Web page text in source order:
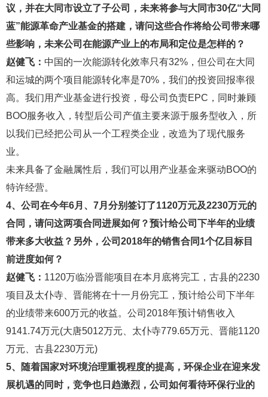
议，并在大同市设立了子公司，未来将参与大同市30亿“大同
蓝”能源革命产业基金的搭建，请问这些合作将给公司带来哪
些影响，未来公司在能源产业上的布局和定位是怎样的？
赵健飞： 中国的一次能源转化效率只有32%，但公司在大同
和运城的两个项目能源转化率是70%，我们的投资回报率很
高。我们用产业基金进行投资，母公司负责EPC，同时兼顾
BOO服务收入，转型后公司产值主要来源于服务型收入，所
以我们已经把公司从一个工程类企业，改造为了现代服务
业。
未来具备了金融属性后，我们可以用产业基金来驱动BOO的
特许经营。
4、公司在今年6月、7月分别签订了1120万元及2230万元的
合同，请问这两项合同进展如何？预计给公司下半年的业绩
带来多大收益？另外，公司2018年的销售合同1个亿目标目
前进度如何？
赵健飞： 1120万临汾晋能项目在本月底将完工，古县的2230
项目及太仆寺、晋能将在十一月份完工，预计给公司下半年
的业绩带来600万元的收益。公司2018年预计销售收入
9141.74万元(大唐5012万元、太仆寺779.65万元、晋能1120
万元、古县2230万元)
5、随着国家对环境治理重视程度的提高，环保企业在迎来发
展机遇的同时，竞争也日趋激烈，公司如何看待环保行业的